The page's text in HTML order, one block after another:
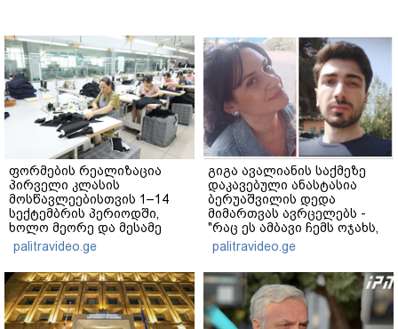
ფორმების რეალიზაცია
პირველი კლასის
მოსწავლეებისთვის 1–14
სექტემბრის პერიოდში,
ხოლო მეორე და მესამე
ეტაპებზე...
palitravideo.ge
გიგა ავალიანის საქმეზე
დაკავებული ანასტასია
ბერუაშვილის დედა
მიმართვას ავრცელებს -
"რაც ეს ამბავი ჩემს ოჯახს,
ჩემს ანასტასიას გადახდა
თავს, მის მერე მე მე არ
ვარ"
palitravideo.ge